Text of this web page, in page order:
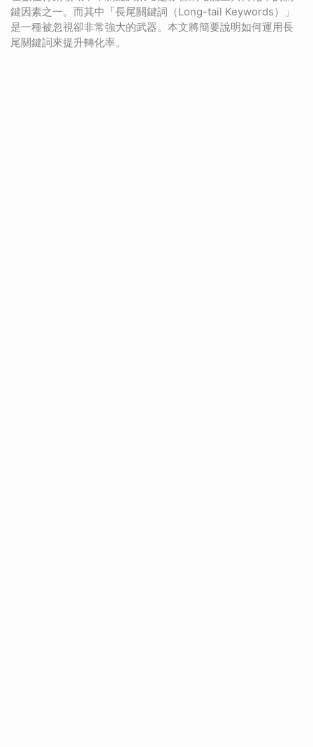
鍵因素之一。而其中「長尾關鍵詞（Long-tail Keywords）」
是一種被忽視卻非常強大的武器。本文將簡要說明如何運用長
尾關鍵詞來提升轉化率。